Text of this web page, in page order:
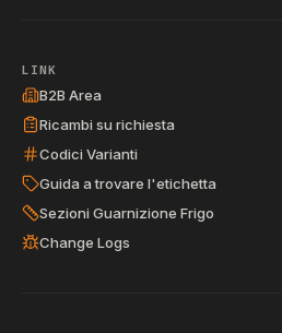
LINK
B2B Area
Ricambi su richiesta
Codici Varianti
Guida a trovare l'etichetta
Sezioni Guarnizione Frigo
Change Logs